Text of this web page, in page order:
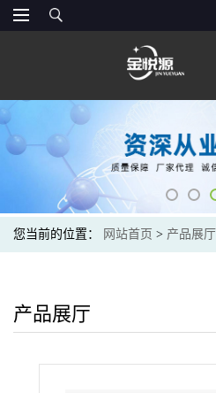
您当前的位置： 网站首页 > 产品展厅
产品展厅